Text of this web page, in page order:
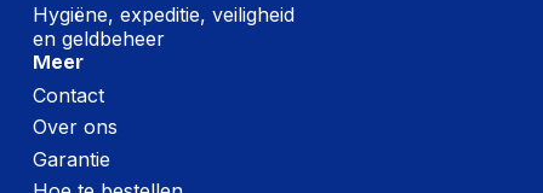
Hygiëne, expeditie, veiligheid
en geldbeheer
Meer
Contact
Over ons
Garantie